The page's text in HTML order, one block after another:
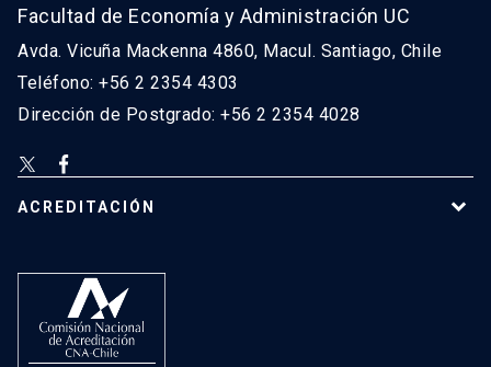
Facultad de Economía y Administración UC
Avda. Vicuña Mackenna 4860, Macul. Santiago, Chile
Teléfono: +56 2 2354 4303
Dirección de Postgrado: +56 2 2354 4028
ACREDITACIÓN